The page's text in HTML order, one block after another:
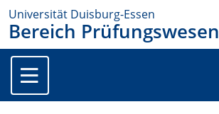
Universität Duisburg-Essen
Bereich Prüfungswesen